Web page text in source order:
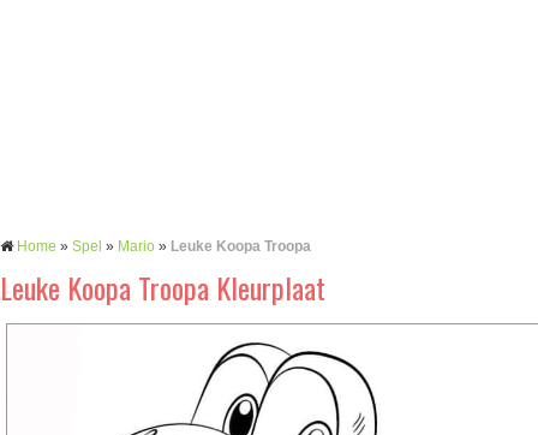
Home » Spel » Mario » Leuke Koopa Troopa
Leuke Koopa Troopa Kleurplaat